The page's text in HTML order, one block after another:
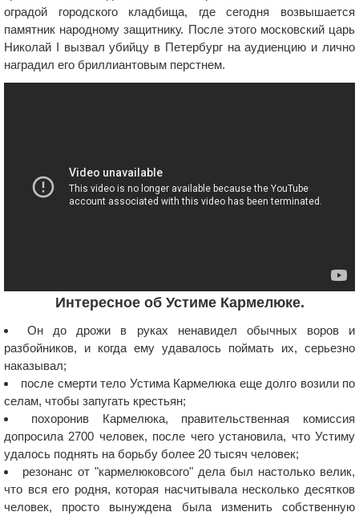
оградой городского кладбища, где сегодня возвышается
памятник народному защитнику. После этого московский царь
Николай I вызвал убийцу в Петербург на аудиенцию и лично
наградил его бриллиантовым перстнем.
Интересное об Устиме Кармелюке.
Он до дрожи в руках ненавидел обычных воров и
разбойников, и когда ему удавалось поймать их, серьезно
наказывал;
после смерти тело Устима Кармелюка еще долго возили по
селам, чтобы запугать крестьян;
похоронив Кармелюка, правительственная комиссия
допросила 2700 человек, после чего установила, что Устиму
удалось поднять на борьбу более 20 тысяч человек;
резонанс от "кармелюковсого" дела был настолько велик,
что вся его родня, которая насчитывала несколько десятков
человек, просто вынуждена была изменить собственную